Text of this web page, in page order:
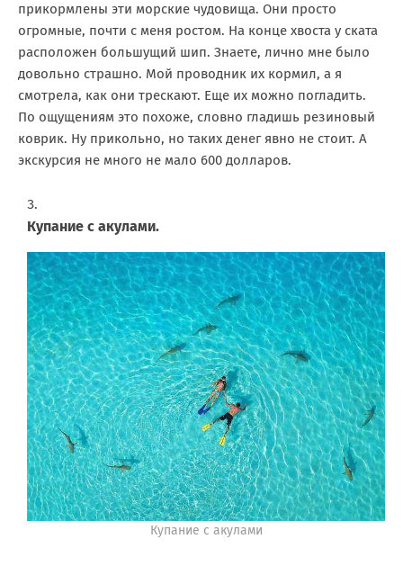
прикормлены эти морские чудовища. Они просто
огромные, почти с меня ростом. На конце хвоста у ската
расположен большущий шип. Знаете, лично мне было
довольно страшно. Мой проводник их кормил, а я
смотрела, как они трескают. Еще их можно погладить.
По ощущениям это похоже, словно гладишь резиновый
коврик. Ну прикольно, но таких денег явно не стоит. А
экскурсия не много не мало 600 долларов.
Купание с акулами.
Купание с акулами